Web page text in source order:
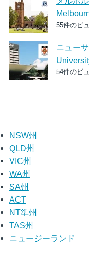
55件のビ
ニュー
54件のビ
NSW州
QLD州
VIC州
WA州
SA州
ACT
NT準州
TAS州
ニュージーランド